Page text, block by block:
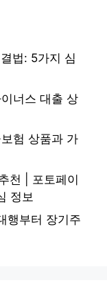
법: 5가지 심
너스 대출 상
험 상품과 가
천 | 포토페이
정보
행부터 장기주